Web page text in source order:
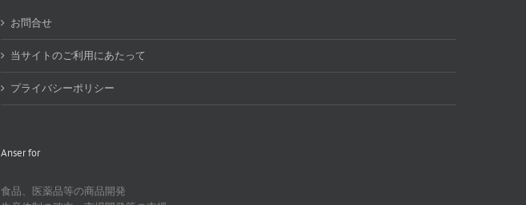
お問合せ
当サイトのご利用にあたって
プライバシーポリシー
Anser for
食品、医薬品等の商品開発